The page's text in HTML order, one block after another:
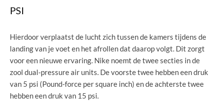
PSI
Hierdoor verplaatst de lucht zich tussen de kamers tijdens de
landing van je voet en het afrollen dat daarop volgt. Dit zorgt
voor een nieuwe ervaring. Nike noemt de twee secties in de
zool dual-pressure air units. De voorste twee hebben een druk
van 5 psi (Pound-force per square inch) en de achterste twee
hebben een druk van 15 psi.